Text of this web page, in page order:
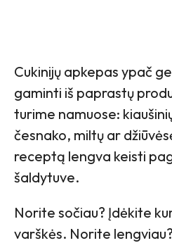
Cukinijų apkepas ypač
gaminti iš paprastų
turime namuose:
česnako, miltų ar
receptą lengva keisti
šaldytuve.
Norite sočiau? Įdėkite
varškės. Norite